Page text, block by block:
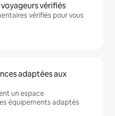
vérifiés
vérifiés pour vous
adaptées aux
un espace
équipements adaptés